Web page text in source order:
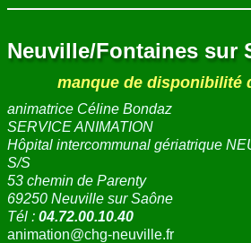
Neuville/Fontaines sur
manque de disponibilité
animatrice Céline Bondaz
SERVICE ANIMATION
Hôpital intercommunal gériatrique
S/S
53 chemin de Parenty
69250 Neuville sur Saône
Tél : 04.72.00.10.40
animation@chg-neuville.fr